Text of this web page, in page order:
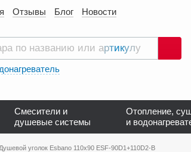
Отзывы Блог Новости
Поиск
Смесители и
душевые системы
Отопление,
и
Душевой уголок Esbano 110х90 ESF-90D1+110D2-B